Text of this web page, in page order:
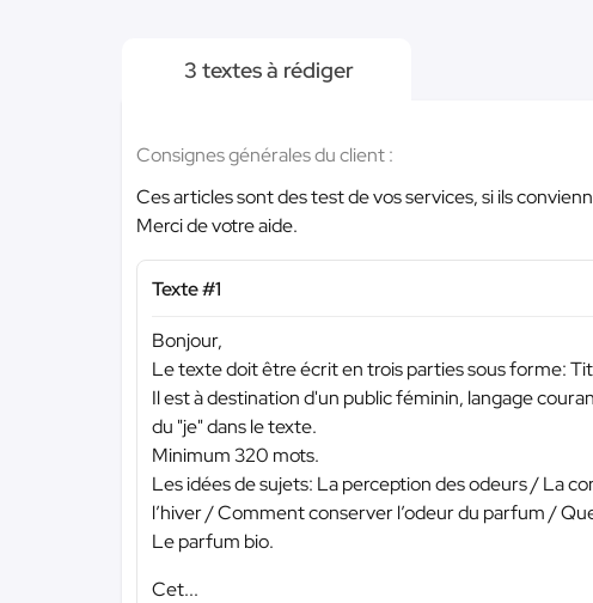
3 textes à rédiger
Consignes générales du client :
Ces articles sont des test de vos services, si ils
Merci de votre aide.
Texte #1
Bonjour,
Le texte doit être écrit en trois parties sous forme:
Il est à destination d'un public féminin, langage
du "je" dans le texte.
Minimum 320 mots.
Les idées de sujets: La perception des odeurs / La
l’hiver / Comment conserver l’odeur du parfum /
Le parfum bio.
Cet...